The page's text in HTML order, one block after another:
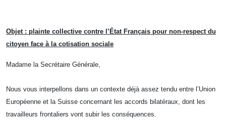
Objet : plainte collective contre l’État Français pour non-respect du
citoyen face à la cotisation sociale
Madame la Secrétaire Générale,
Nous vous interpellons dans un contexte déjà assez tendu entre l’Union
Européenne et la Suisse concernant les accords bilatéraux, dont les
travailleurs frontaliers vont subir les conséquences.